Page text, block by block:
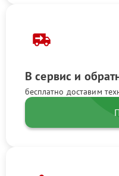
В сервис и
бесплатно доставим